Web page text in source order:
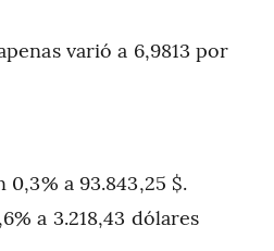
varió a 6,9813 por
a 93.843,25 $.
a 3.218,43 dólares